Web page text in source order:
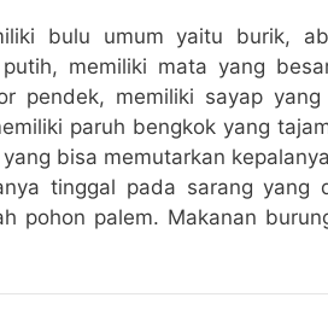
bulu umum yaitu burik,
memiliki mata yang
pendek, memiliki sayap
paruh bengkok yang
bisa memutarkan
tinggal pada sarang yang
pohon palem. Makanan